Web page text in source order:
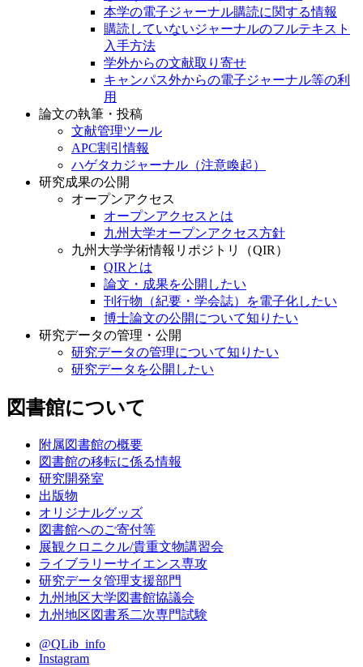
本学の電子ジャーナル購読に関する情報
購読していないジャーナルのフルテキスト
入手方法
学外からの文献取り寄せ
キャンパス外からの電子ジャーナル等の利
用
論文の執筆・投稿
文献管理ツール
APC割引情報
ハゲタカジャーナル（注意喚起）
研究成果の公開
オープンアクセス
オープンアクセスとは
九州大学オープンアクセス方針
九州大学学術情報リポジトリ（QIR）
QIRとは
論文・成果を公開したい
刊行物（紀要・学会誌）を電子化したい
博士論文の公開について知りたい
研究データの管理・公開
研究データの管理について知りたい
研究データを公開したい
図書館について
附属図書館の概要
図書館の移転に係る情報
研究開発室
出版物
オリジナルグッズ
図書館へのご寄付等
展観クロニクル/貴重文物講習会
ライブラリーサイエンス専攻
研究データ管理支援部門
九州地区大学図書館協議会
九州地区図書系二次専門試験
@QLib_info
Instagram